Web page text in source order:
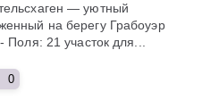
— уютный
на берегу Грабоуэр
Поля: 21 участок для...
0